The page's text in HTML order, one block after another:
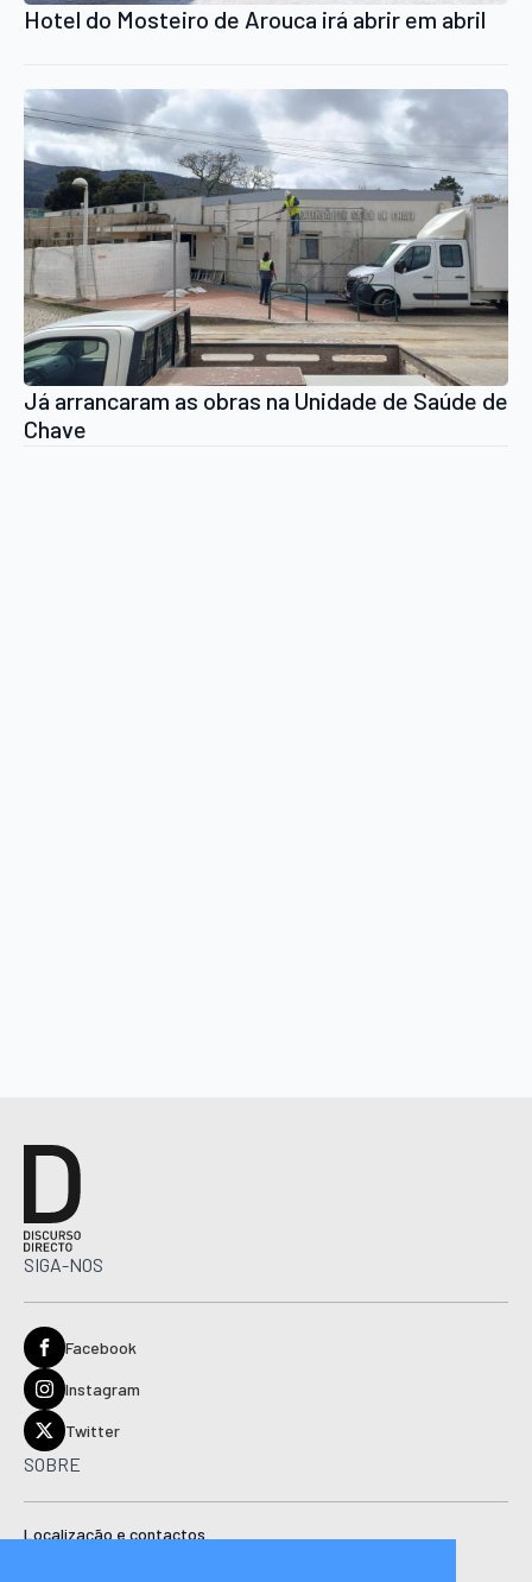
Hotel do Mosteiro de Arouca irá abrir em abril
Já arrancaram as obras na Unidade de Saúde de
Chave
SIGA-NOS
Facebook
Instagram
Twitter
SOBRE
Localização e contactos